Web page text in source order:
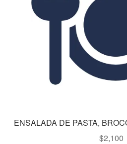
ENSALADA DE PASTA,
$2,100